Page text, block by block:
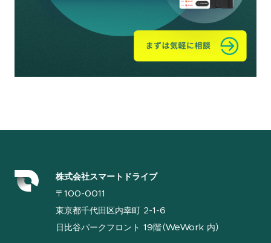
株式会社スマートドライブ
〒100-0011
東京都千代田区内幸町 2-1-6
日比谷パークフロント 19階（WeWork 内）